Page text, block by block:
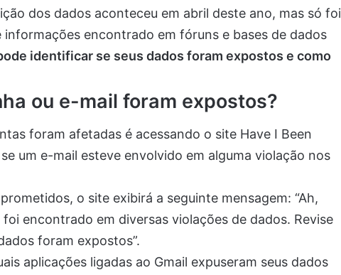
dos dados aconteceu em abril deste ano, mas só foi
encontrado em fóruns e bases de dados
identificar se seus dados foram expostos e como
ou e-mail foram expostos?
foram afetadas é acessando o site Have I Been
um e-mail esteve envolvido em alguma violação nos
o site exibirá a seguinte mensagem: “Ah,
encontrado em diversas violações de dados. Revise
foram expostos”.
aplicações ligadas ao Gmail expuseram seus dados